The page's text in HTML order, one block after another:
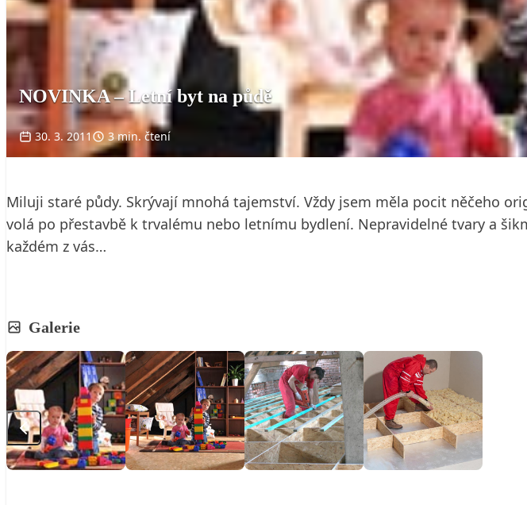
NOVINKA – Letní byt na půdě
30. 3. 2011 3 min. čtení
Miluji staré půdy. Skrývají mnohá tajemství. Vždy jsem měla pocit něčeho
volá po přestavbě k trvalému nebo letnímu bydlení. Nepravidelné tvary a
každém z vás…
Galerie